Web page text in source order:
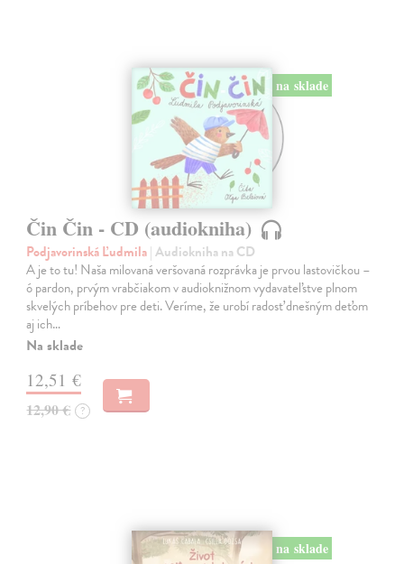
na sklade
Čin Čin - CD (audiokniha)
Podjavorinská Ľudmila| Audiokniha na CD
A je to tu! Naša milovaná veršovaná rozprávka je prvou lastovičkou –
ó pardon, prvým vrabčiakom v audioknižnom vydavateľstve plnom
skvelých príbehov pre deti. Veríme, že urobí radosť dnešným deťom
aj ich…
Na sklade
12,51 €
12,90 € ?
na sklade